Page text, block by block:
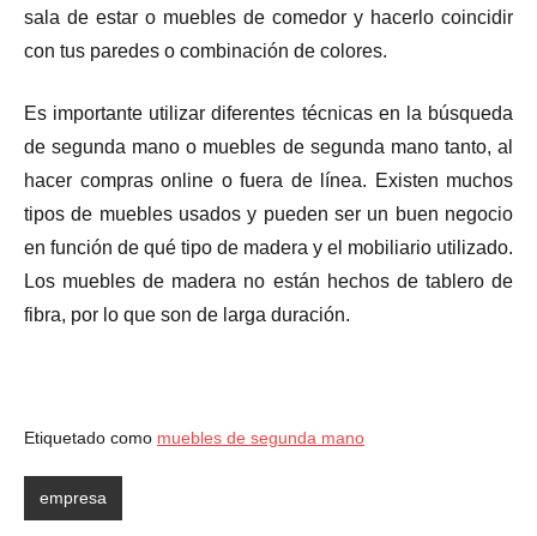
sala de estar o muebles de comedor y hacerlo coincidir
con tus paredes o combinación de colores.
Es importante utilizar diferentes técnicas en la búsqueda
de segunda mano o muebles de segunda mano ​​tanto, al
hacer compras online o fuera de línea. Existen muchos
tipos de muebles usados y ​​pueden ser un buen negocio
en función de qué tipo de madera y el mobiliario utilizado.
Los muebles de madera no están hechos de tablero de
fibra, por lo que son de larga duración.
Etiquetado como muebles de segunda mano
empresa